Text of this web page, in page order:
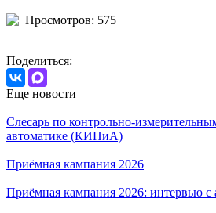
Просмотров: 575
Поделиться:
Еще новости
Слесарь по контрольно-
автоматике (КИПиА)
Приёмная кампания 2026
Приёмная кампания 2026: интервью с